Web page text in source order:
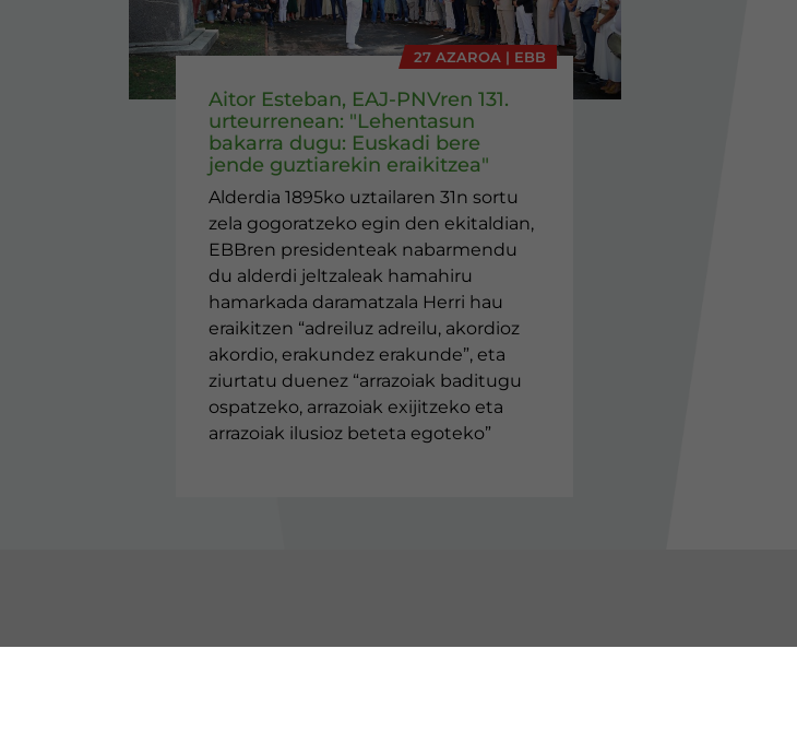
27 AZAROA | EBB
Aitor Esteban, EAJ-PNVren 131.
urteurrenean: "Lehentasun
bakarra dugu: Euskadi bere
jende guztiarekin eraikitzea"
Alderdia 1895ko uztailaren 31n sortu
zela gogoratzeko egin den ekitaldian,
EBBren presidenteak nabarmendu
du alderdi jeltzaleak hamahiru
hamarkada daramatzala Herri hau
eraikitzen “adreiluz adreilu, akordioz
akordio, erakundez erakunde”, eta
ziurtatu duenez “arrazoiak baditugu
ospatzeko, arrazoiak exijitzeko eta
arrazoiak ilusioz beteta egoteko”